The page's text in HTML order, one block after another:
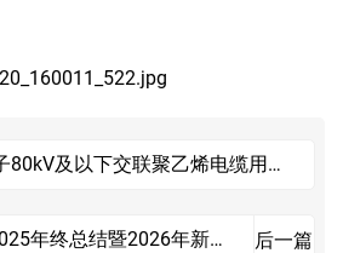
80kV及以下交联聚乙烯电缆用直
年终总结暨2026年新春
后一篇